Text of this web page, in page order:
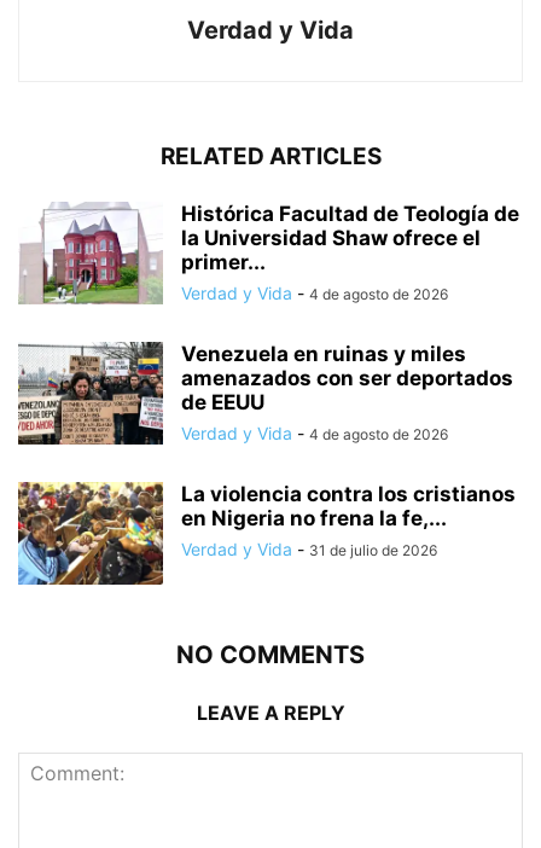
Verdad y Vida
RELATED ARTICLES
Histórica Facultad de Teología de
la Universidad Shaw ofrece el
primer...
Verdad y Vida - 4 de agosto de 2026
Venezuela en ruinas y miles
amenazados con ser deportados
de EEUU
Verdad y Vida - 4 de agosto de 2026
La violencia contra los cristianos
en Nigeria no frena la fe,...
Verdad y Vida - 31 de julio de 2026
NO COMMENTS
LEAVE A REPLY